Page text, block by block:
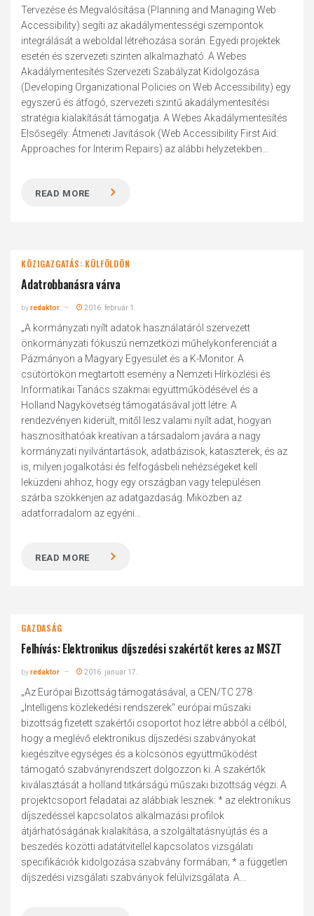
Tervezése és Megvalósítása (Planning and Managing Web
Accessibility) segíti az akadálymentességi szempontok
integrálását a weboldal létrehozása során. Egyedi projektek
esetén és szervezeti szinten alkalmazható. A Webes
Akadálymentesítés Szervezeti Szabályzat Kidolgozása
(Developing Organizational Policies on Web Accessibility) egy
egyszerű és átfogó, szervezeti szintű akadálymentesítési
stratégia kialakítását támogatja. A Webes Akadálymentesítés
Elsősegély: Átmeneti Javítások (Web Accessibility First Aid:
Approaches for Interim Repairs) az alábbi helyzetekben...
READ MORE
KÖZIGAZGATÁS: KÜLFÖLDÖN
Adatrobbanásra várva
byredaktor 2016. február 1.
„A kormányzati nyílt adatok használatáról szervezett
önkormányzati fókuszú nemzetközi műhelykonferenciát a
Pázmányon a Magyary Egyesület és a K-Monitor. A
csütörtökön megtartott esemény a Nemzeti Hírközlési és
Informatikai Tanács szakmai együttműködésével és a
Holland Nagykövetség támogatásával jött létre. A
rendezvényen kiderült, mitől lesz valami nyílt adat, hogyan
hasznosíthatóak kreatívan a társadalom javára a nagy
kormányzati nyilvántartások, adatbázisok, kataszterek, és az
is, milyen jogalkotási és felfogásbeli nehézségeket kell
leküzdeni ahhoz, hogy egy országban vagy településen
szárba szökkenjen az adatgazdaság. Miközben az
adatforradalom az egyéni...
READ MORE
GAZDASÁG
Felhívás: Elektronikus díjszedési szakértőt keres az MSZT
byredaktor 2016. január 17.
„Az Európai Bizottság támogatásával, a CEN/TC 278
„Intelligens közlekedési rendszerek" európai műszaki
bizottság fizetett szakértői csoportot hoz létre abból a célból,
hogy a meglévő elektronikus díjszedési szabványokat
kiegészítve egységes és a kölcsönös együttműködést
támogató szabványrendszert dolgozzon ki. A szakértők
kiválasztását a holland titkárságú műszaki bizottság végzi. A
projektcsoport feladatai az alábbiak lesznek: * az elektronikus
díjszedéssel kapcsolatos alkalmazási profilok
átjárhatóságának kialakítása, a szolgáltatásnyújtás és a
beszedés közötti adatátvitellel kapcsolatos vizsgálati
specifikációk kidolgozása szabvány formában; * a független
díjszedési vizsgálati szabványok felülvizsgálata. A...